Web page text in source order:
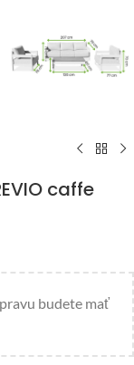
caffe
budete mať